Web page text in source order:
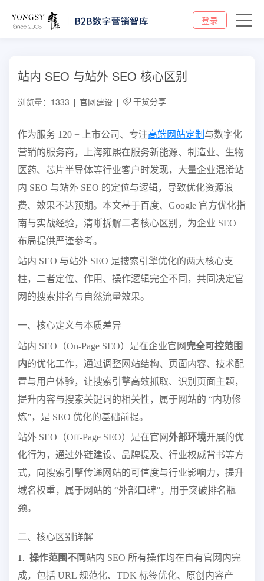
登录
站内 SEO 与站外 SEO 核心区别
浏览量：1333 官网建设 干货分享
作为服务 120 + 上市公司、专注高端网站定制 与数字化
营销的服务商，上海雍熙在服务新能源、制造业、生物
医药、芯片半导体等行业客户时发现，大量企业混淆站
内 SEO 与站外 SEO 的定位与逻辑，导致优化资源浪
费、效果不达预期。本文基于百度、Google 官方优化指
南与实战经验，清晰拆解二者核心区别，为企业 SEO
布局提供严谨参考。
站内 SEO 与站外 SEO 是搜索引擎优化的两大核心支
柱，二者定位、作用、操作逻辑完全不同，共同决定官
网的搜索排名与自然流量效果。
一、核心定义与本质差异
站内 SEO（On-Page SEO）是在企业官网 完全可控范围
内的优化工作，通过调整网站结构、页面内容、技术配
置与用户体验，让搜索引擎高效抓取、识别页面主题，
提升内容与搜索关键词的相关性，属于网站的 “内功修
炼”，是 SEO 优化的基础前提。
站外 SEO（Off-Page SEO）是在官网外部环境开展的优
化行为，通过外链建设、品牌提及、行业权威背书等方
式，向搜索引擎传递网站的可信度与行业影响力，提升
域名权重，属于网站的 “外部口碑”，用于突破排名瓶
颈。
二、核心区别详解
1. 操作范围不同 站内 SEO 所有操作均在自有官网内完
成，包括 URL 规范化、TDK 标签优化、原创内容产